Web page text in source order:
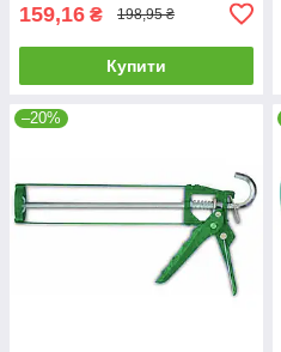
159,16 ₴ 198,95 ₴
Купити
–20%